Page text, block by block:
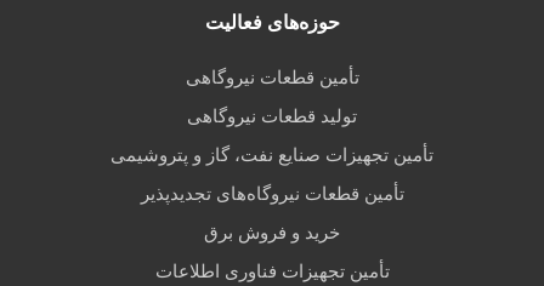
حوزه‌های فعالیت
تأمین قطعات نیروگاهی
تولید قطعات نیروگاهی
تأمین تجهیزات صنایع نفت، گاز و پتروشیمی
تأمین قطعات نیروگاه‌های تجدیدپذیر
خرید و فروش برق
تأمین تجهیزات فناوری اطلاعات